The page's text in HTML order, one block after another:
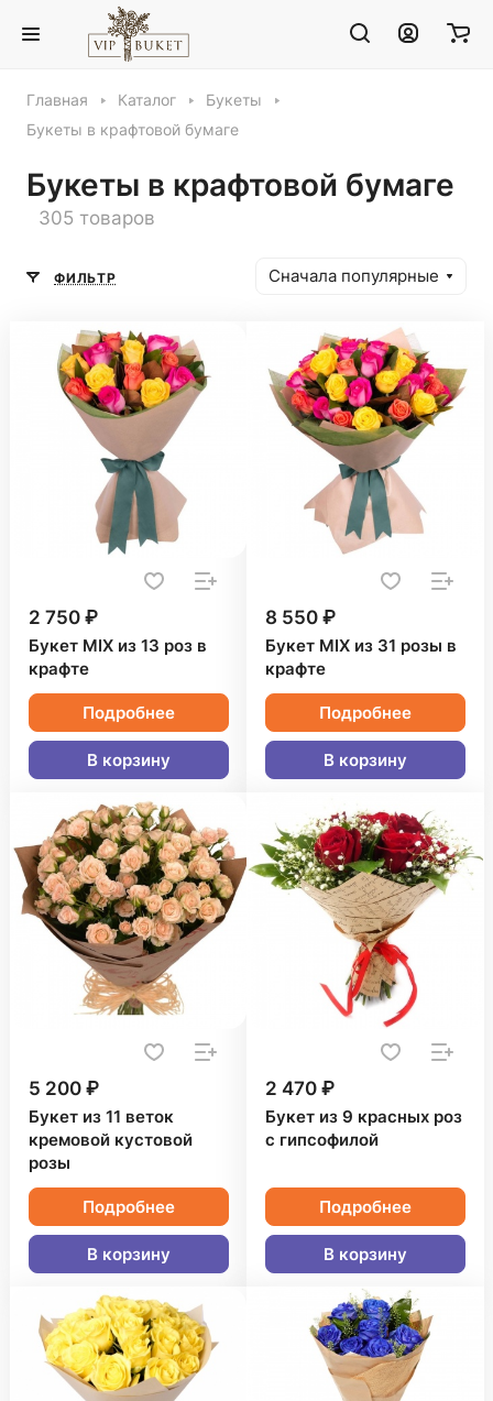
Главная Каталог
Букеты
Букеты в крафтовой бумаге
Букеты в крафтовой бумаге
305 товаров
ФИЛЬТР Сначала популярные
2 750 ₽
Букет MIX из 13 роз в
крафте
Подробнее
В корзину
8 550 ₽
Букет MIX из 31 розы в
крафте
Подробнее
В корзину
5 200 ₽
Букет из 11 веток
кремовой кустовой
розы
Подробнее
В корзину
2 470 ₽
Букет из 9 красных роз
с гипсофилой
Подробнее
В корзину